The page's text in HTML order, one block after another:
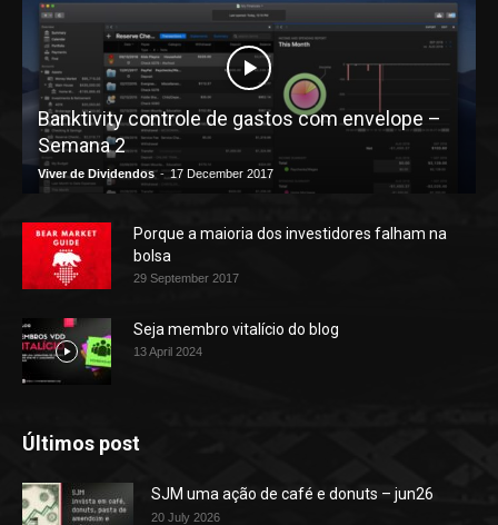
Banktivity controle de gastos com envelope –
Semana 2
Viver de Dividendos - 17 December 2017
Porque a maioria dos investidores falham na
bolsa
29 September 2017
Seja membro vitalício do blog
13 April 2024
Últimos post
SJM uma ação de café e donuts – jun26
20 July 2026